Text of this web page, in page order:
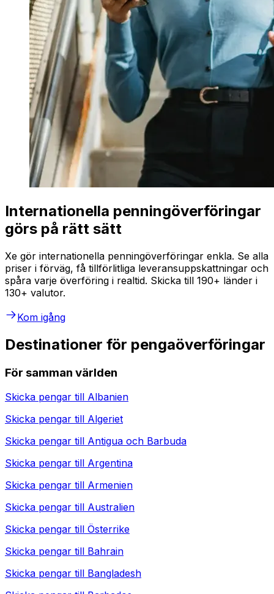
Internationella penningöverföringar
görs på rätt sätt
Xe gör internationella penningöverföringar enkla. Se alla
priser i förväg, få tillförlitliga leveransuppskattningar och
spåra varje överföring i realtid. Skicka till 190+ länder i
130+ valutor.
Kom igång
Destinationer för pengaöverföringar
För samman världen
Skicka pengar till Albanien
Skicka pengar till Algeriet
Skicka pengar till Antigua och Barbuda
Skicka pengar till Argentina
Skicka pengar till Armenien
Skicka pengar till Australien
Skicka pengar till Österrike
Skicka pengar till Bahrain
Skicka pengar till Bangladesh